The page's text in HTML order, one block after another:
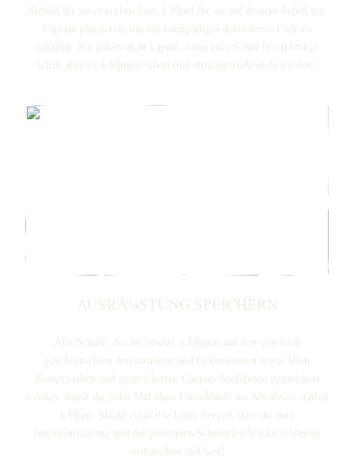
Sobald ihr sie erworben hast, kÃ¶nnt ihr sie auf deinem Schiff mit
Captain platzieren, um ein einzigartiges dekoratives Flair zu
schaffen. Sie gehen nicht kaputt, wenn euer Schiff beschÃ¤digt
wird, aber sie kÃ¶nnen schon mal durchgeschÃ¼ttelt werden!
AUSRÃ¼STUNG SPEICHERN
Alle Schiffe, die ihr besitzt, kÃ¶nnen mit den von euch
gewÃ¼nschten Anpassungen und Dekorationen sowie allen
Kampfnarben und gespeicherten Captain-Seefahrten gespeichert
werden, damit ihr jedes Mal ohne UmstÃ¤nde ins Abenteuer starten
kÃ¶nnt. Macht euch also keine Sorgen, dass ihr eure
Inneneinrichtung und die passenden SchmuckstÃ¼cke stÃ¤ndig
austauschen mÃ¼sst!